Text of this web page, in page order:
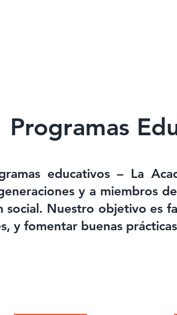
Programas
educativos – La
y a miembros
social. Nuestro objetivo es
y fomentar buenas